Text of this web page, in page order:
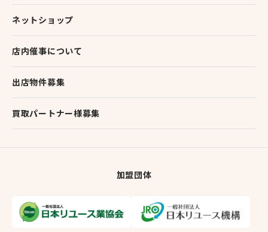
ネットショップ
店内催事について
出店物件募集
買取パートナー様募集
加盟団体